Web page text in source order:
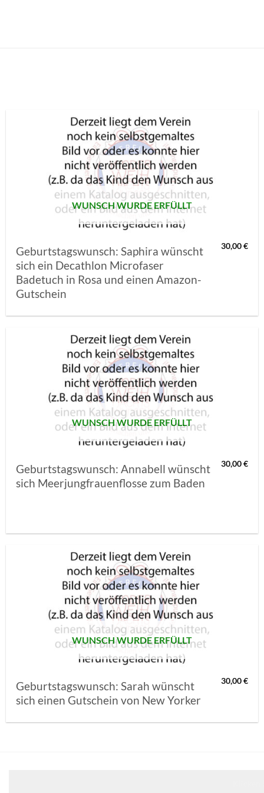
WUNSCH WURDE ERFÜLLT
Geburtstagswunsch: Saphira wünscht
sich ein Decathlon Microfaser
Badetuch in Rosa und einen Amazon-
Gutschein
30,00€
WUNSCH WURDE ERFÜLLT
Geburtstagswunsch: Annabell wünscht
sich Meerjungfrauenflosse zum Baden
30,00€
WUNSCH WURDE ERFÜLLT
Geburtstagswunsch: Sarah wünscht
sich einen Gutschein von New Yorker
30,00€